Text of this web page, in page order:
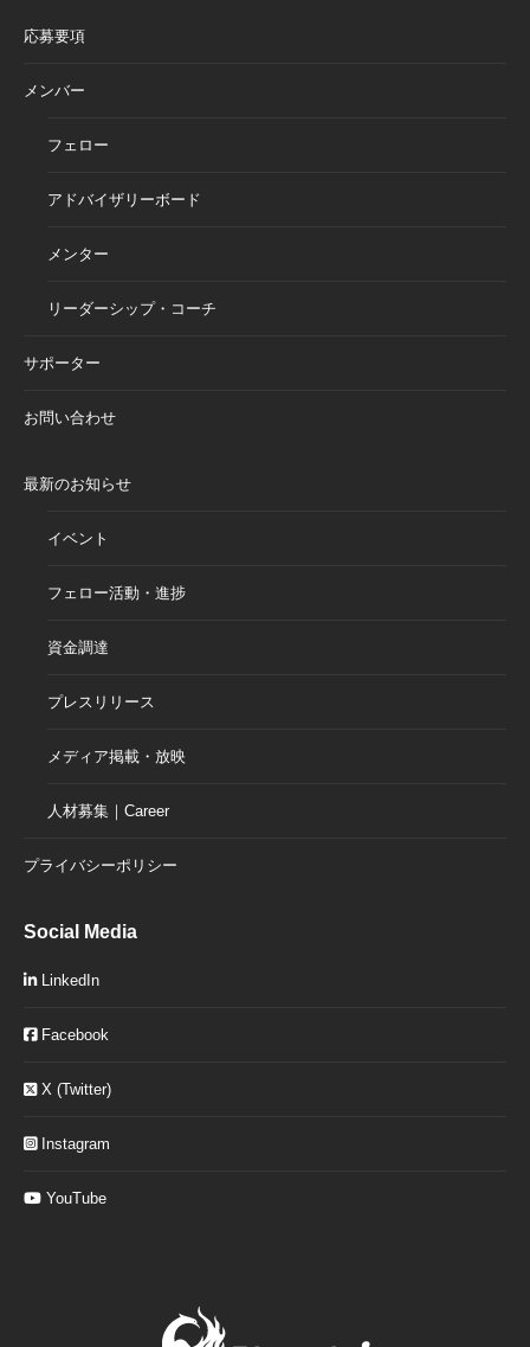
応募要項
メンバー
フェロー
アドバイザリーボード
メンター
リーダーシップ・コーチ
サポーター
お問い合わせ
最新のお知らせ
イベント
フェロー活動・進捗
資金調達
プレスリリース
メディア掲載・放映
人材募集｜Career
プライバシーポリシー
Social Media
LinkedIn
Facebook
X (Twitter)
Instagram
YouTube